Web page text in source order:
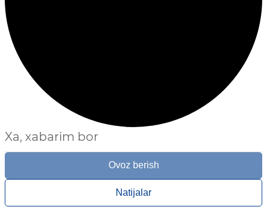
Xa, xabarim bor
Ovoz berish
Natijalar